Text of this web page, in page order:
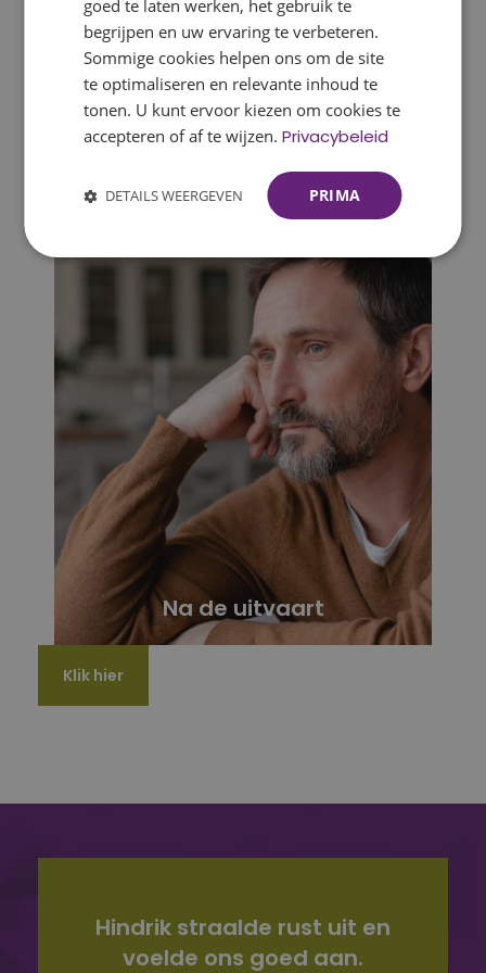
De uitvaart
Na de uitvaart
Klik hier
Hindrik straalde rust uit en
voelde ons goed aan.
goed te laten werken, het gebruik te
begrijpen en uw ervaring te verbeteren.
Sommige cookies helpen ons om de site
te optimaliseren en relevante inhoud te
tonen. U kunt ervoor kiezen om cookies te
accepteren of af te wijzen.Privacybeleid
PRIMA
DETAILS WEERGEVEN